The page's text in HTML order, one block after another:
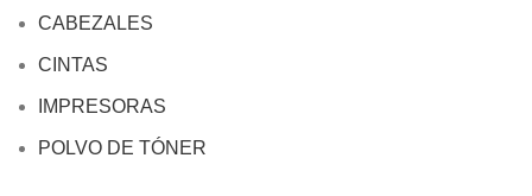
CABEZALES
CINTAS
IMPRESORAS
POLVO DE TÓNER